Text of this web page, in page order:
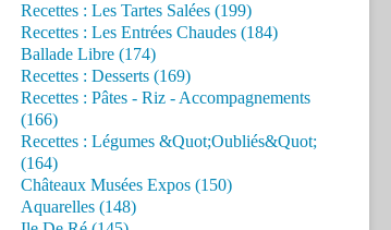
Recettes : Les Tartes Salées (199)
Recettes : Les Entrées Chaudes (184)
Ballade Libre (174)
Recettes : Desserts (169)
Recettes : Pâtes - Riz - Accompagnements
(166)
Recettes : Légumes &Quot;Oubliés&Quot;
(164)
Châteaux Musées Expos (150)
Aquarelles (148)